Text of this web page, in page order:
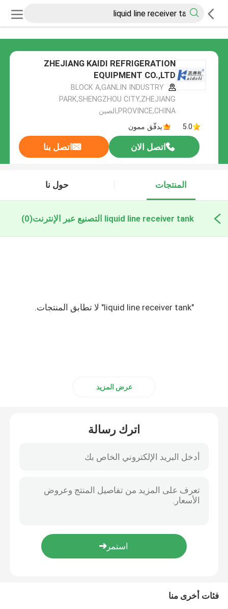
ZHEJIANG KAIDI REFRIGERATION
EQUIPMENT CO.,LTD
BLOCK A,GANLIN INDUSTRY
PARK,SHENGZHOU CITY,ZHEJIANG
PROVINCE,CHINA,الصين
5.0
يدقّق ممون
اتصل الان اتصل بنا
المنتجات حول نا
liquid line receiver tank التصنيع عبر الإنترنت (0)
"liquid line receiver tank" لا تطابق المنتجات.
عرض المزيد
اترك رسالة
فئات أخرى منا